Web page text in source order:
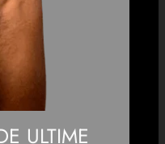
ULTIME